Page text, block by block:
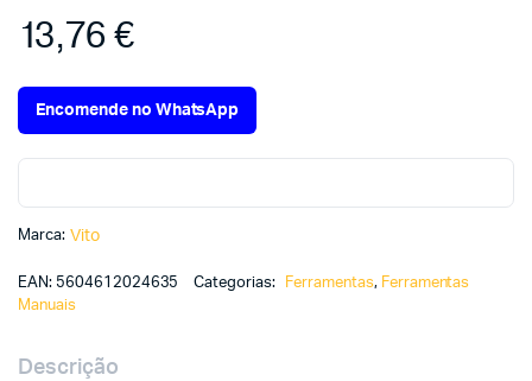
13,76€
Encomende no WhatsApp
Marca: Vito
EAN: 5604612024635 Categorias: Ferramentas, Ferramentas
Manuais
Descrição